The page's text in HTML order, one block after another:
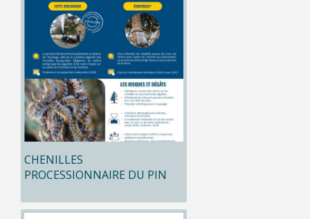
CHENILLES
PROCESSIONNAIRE DU PIN